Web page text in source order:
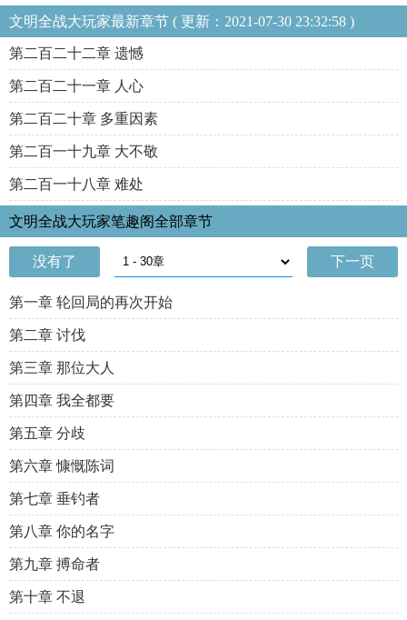
文明全战大玩家最新章节 ( 更新：2021-07-30 23:32:58 )
第二百二十二章 遗憾
第二百二十一章 人心
第二百二十章 多重因素
第二百一十九章 大不敬
第二百一十八章 难处
文明全战大玩家笔趣阁全部章节
没有了 下一页
第一章 轮回局的再次开始
第二章 讨伐
第三章 那位大人
第四章 我全都要
第五章 分歧
第六章 慷慨陈词
第七章 垂钓者
第八章 你的名字
第九章 搏命者
第十章 不退